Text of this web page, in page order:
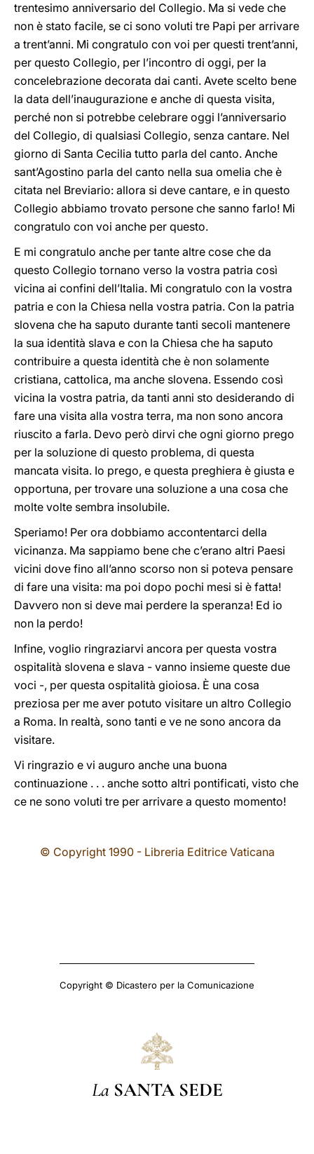
trentesimo anniversario del Collegio. Ma si vede che
non è stato facile, se ci sono voluti tre Papi per arrivare
a trent’anni. Mi congratulo con voi per questi trent’anni,
per questo Collegio, per l’incontro di oggi, per la
concelebrazione decorata dai canti. Avete scelto bene
la data dell’inaugurazione e anche di questa visita,
perché non si potrebbe celebrare oggi l’anniversario
del Collegio, di qualsiasi Collegio, senza cantare. Nel
giorno di Santa Cecilia tutto parla del canto. Anche
sant’Agostino parla del canto nella sua omelia che è
citata nel Breviario: allora si deve cantare, e in questo
Collegio abbiamo trovato persone che sanno farlo! Mi
congratulo con voi anche per questo.
E mi congratulo anche per tante altre cose che da
questo Collegio tornano verso la vostra patria così
vicina ai confini dell’Italia. Mi congratulo con la vostra
patria e con la Chiesa nella vostra patria. Con la patria
slovena che ha saputo durante tanti secoli mantenere
la sua identità slava e con la Chiesa che ha saputo
contribuire a questa identità che è non solamente
cristiana, cattolica, ma anche slovena. Essendo così
vicina la vostra patria, da tanti anni sto desiderando di
fare una visita alla vostra terra, ma non sono ancora
riuscito a farla. Devo però dirvi che ogni giorno prego
per la soluzione di questo problema, di questa
mancata visita. Io prego, e questa preghiera è giusta e
opportuna, per trovare una soluzione a una cosa che
molte volte sembra insolubile.
Speriamo! Per ora dobbiamo accontentarci della
vicinanza. Ma sappiamo bene che c’erano altri Paesi
vicini dove fino all’anno scorso non si poteva pensare
di fare una visita: ma poi dopo pochi mesi si è fatta!
Davvero non si deve mai perdere la speranza! Ed io
non la perdo!
Infine, voglio ringraziarvi ancora per questa vostra
ospitalità slovena e slava - vanno insieme queste due
voci -, per questa ospitalità gioiosa. È una cosa
preziosa per me aver potuto visitare un altro Collegio
a Roma. In realtà, sono tanti e ve ne sono ancora da
visitare.
Vi ringrazio e vi auguro anche una buona
continuazione . . . anche sotto altri pontificati, visto che
ce ne sono voluti tre per arrivare a questo momento!
© Copyright 1990 - Libreria Editrice Vaticana
Copyright © Dicastero per la Comunicazione
La SANTA SEDE